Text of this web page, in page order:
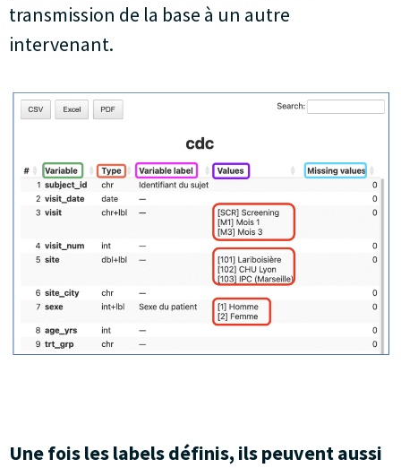
transmission de la base à un autre
intervenant.
Une fois les labels définis, ils peuvent aussi